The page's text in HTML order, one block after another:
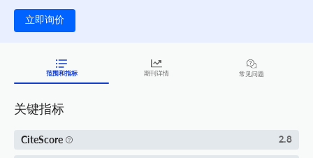
立即询价
范围和指标 期刊详情 常见问题
关键指标
CiteScore 2.8